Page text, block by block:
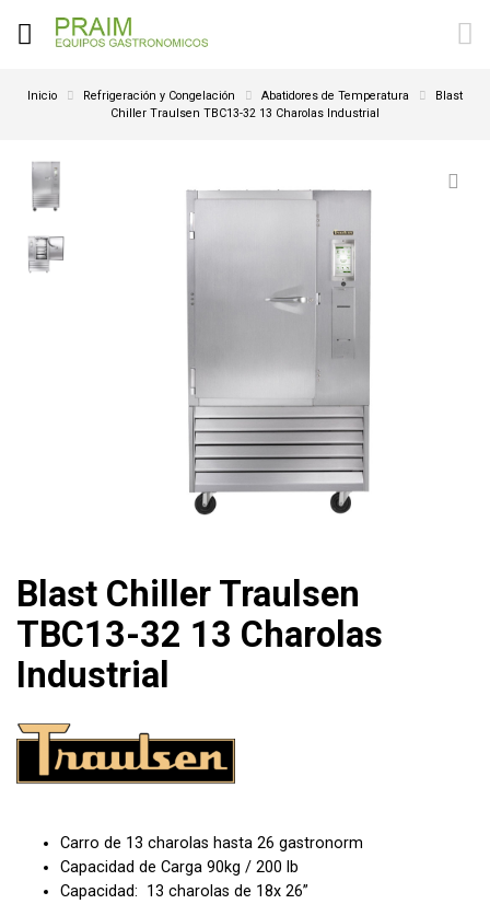
Inicio Refrigeración y Congelación Abatidores de Temperatura
Blast
Chiller Traulsen TBC13-32 13 Charolas Industrial
Blast Chiller Traulsen
TBC13-32 13 Charolas
Industrial
Carro de 13 charolas hasta 26 gastronorm
Capacidad de Carga 90kg / 200 lb
Capacidad: 13 charolas de 18x 26”